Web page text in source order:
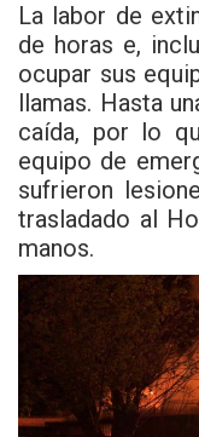
La labor de
de horas e,
ocupar sus
llamas. Hasta
caída, por lo
equipo de
sufrieron
trasladado al
manos.